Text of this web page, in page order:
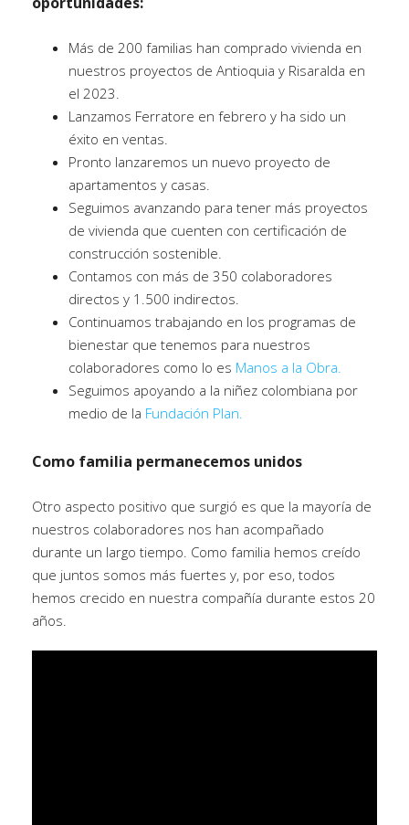
Más de 200 familias han comprado vivienda en
nuestros proyectos de Antioquia y Risaralda en
el 2023.
Lanzamos Ferratore en febrero y ha sido un
éxito en ventas.
Pronto lanzaremos un nuevo proyecto de
apartamentos y casas.
Seguimos avanzando para tener más proyectos
de vivienda que cuenten con certificación de
construcción sostenible.
Contamos con más de 350 colaboradores
directos y 1.500 indirectos.
Continuamos trabajando en los programas de
bienestar que tenemos para nuestros
colaboradores como lo es Manos a la Obra.
Seguimos apoyando a la niñez colombiana por
medio de la Fundación Plan.
Como familia permanecemos unidos
Otro aspecto positivo que surgió es que la mayoría de
nuestros colaboradores nos han acompañado
durante un largo tiempo. Como familia hemos creído
que juntos somos más fuertes y, por eso, todos
hemos crecido en nuestra compañía durante estos 20
años.